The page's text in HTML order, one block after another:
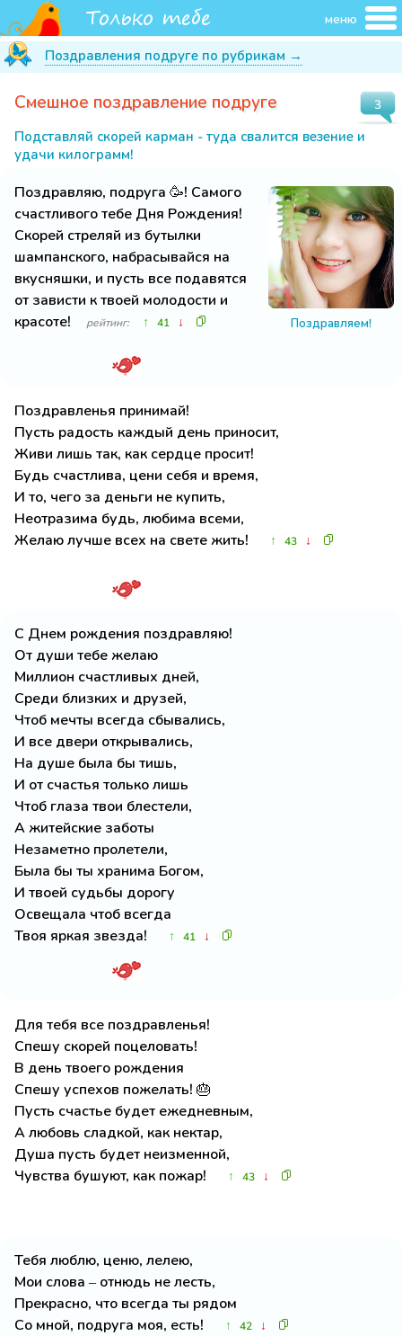
меню
Поздравления подруге по рубрикам →
3
Смешное поздравление подруге
Подставляй скорей карман - туда свалится везение и
удачи килограмм!
Поздравляем!
Поздравляю, подруга 🥳! Самого
счастливого тебе Дня Рождения!
Скорей стреляй из бутылки
шампанского, набрасывайся на
вкусняшки, и пусть все подавятся
от зависти к твоей молодости и
красоте!
рейтинг: ↑ 41 ↓
Поздравленья принимай!
Пусть радость каждый день приносит,
Живи лишь так, как сердце просит!
Будь счастлива, цени себя и время,
И то, чего за деньги не купить,
Неотразима будь, любима всеми,
Желаю лучше всех на свете жить!
↑ 43 ↓
С Днем рождения поздравляю!
От души тебе желаю
Миллион счастливых дней,
Среди близких и друзей,
Чтоб мечты всегда сбывались,
И все двери открывались,
На душе была бы тишь,
И от счастья только лишь
Чтоб глаза твои блестели,
А житейские заботы
Незаметно пролетели,
Была бы ты хранима Богом,
И твоей судьбы дорогу
Освещала чтоб всегда
Твоя яркая звезда!
↑ 41 ↓
Для тебя все поздравленья!
Спешу скорей поцеловать!
В день твоего рождения
Спешу успехов пожелать! 🎂
Пусть счастье будет ежедневным,
А любовь сладкой, как нектар,
Душа пусть будет неизменной,
Чувства бушуют, как пожар!
↑ 43 ↓
Тебя люблю, ценю, лелею,
Мои слова – отнюдь не лесть,
Прекрасно, что всегда ты рядом
Со мной, подруга моя, есть!
↑ 42 ↓